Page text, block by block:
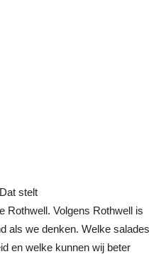
stelt
Rothwell. Volgens Rothwell is
als we denken. Welke salades
en welke kunnen wij beter